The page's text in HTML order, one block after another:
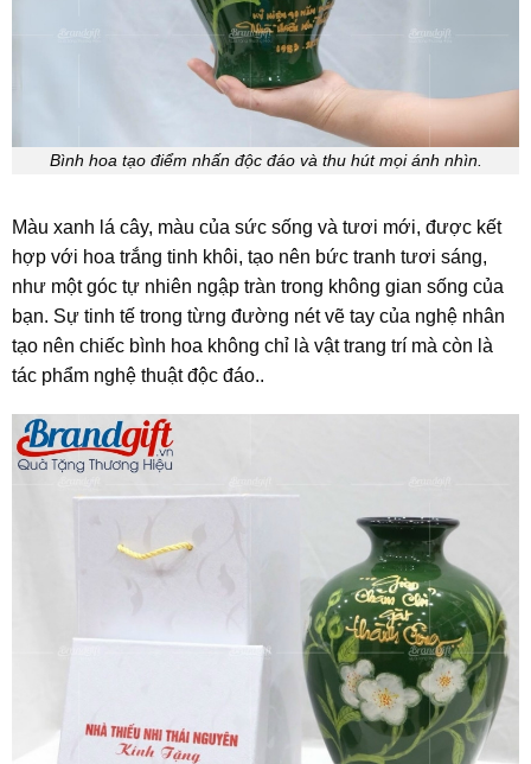
Bình hoa tạo điểm nhấn độc đáo và thu hút mọi ánh nhìn.
Màu xanh lá cây, màu của sức sống và tươi mới, được kết
hợp với hoa trắng tinh khôi, tạo nên bức tranh tươi sáng,
như một góc tự nhiên ngập tràn trong không gian sống của
bạn. Sự tinh tế trong từng đường nét vẽ tay của nghệ nhân
tạo nên chiếc bình hoa không chỉ là vật trang trí mà còn là
tác phẩm nghệ thuật độc đáo..